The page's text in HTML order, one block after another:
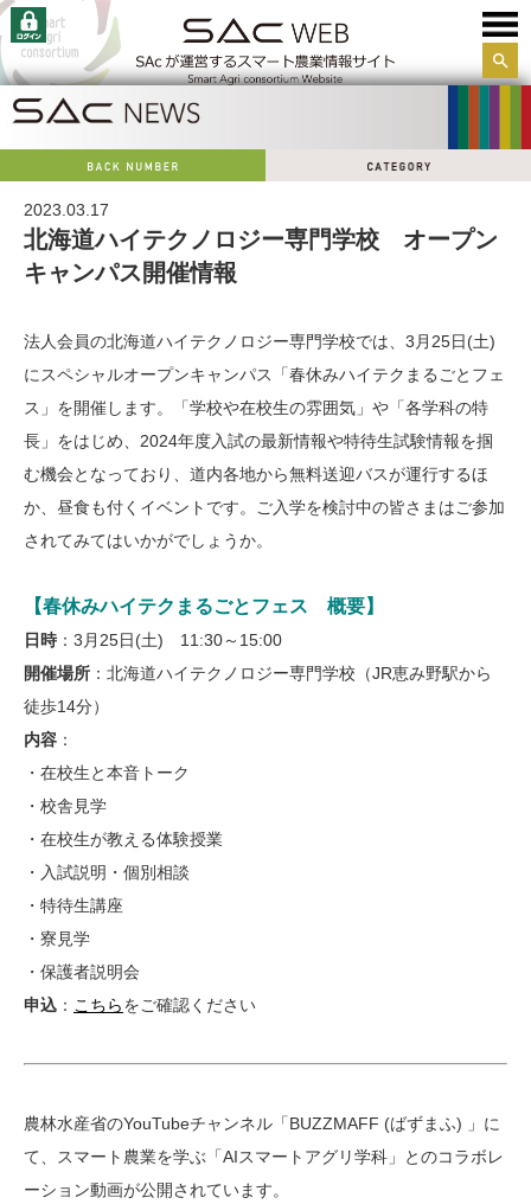
サイ
2023.03.17
北海道ハイテクノロジー専門学校 オープン
キャンパス開催情報
法人会員の北海道ハイテクノロジー専門学校では、3月25日(土)
にスペシャルオープンキャンパス「春休みハイテクまるごとフェ
ス」を開催します。「学校や在校生の雰囲気」や「各学科の特
長」をはじめ、2024年度入試の最新情報や特待生試験情報を掴
む機会となっており、道内各地から無料送迎バスが運行するほ
か、昼食も付くイベントです。ご入学を検討中の皆さまはご参加
されてみてはいかがでしょうか。
【春休みハイテクまるごとフェス 概要】
日時 ：3月25日(土) 11:30～15:00
開催場所 ：北海道ハイテクノロジー専門学校（JR恵み野駅から
徒歩14分）
内容 ：
・在校生と本音トーク
・校舎見学
・在校生が教える体験授業
・入試説明・個別相談
・特待生講座
・寮見学
・保護者説明会
申込 ： こちらをご確認ください
農林水産省のYouTubeチャンネル「BUZZMAFF (ばずまふ) 」に
て、スマート農業を学ぶ「AIスマートアグリ学科」とのコラボレ
ーション動画が公開されています。